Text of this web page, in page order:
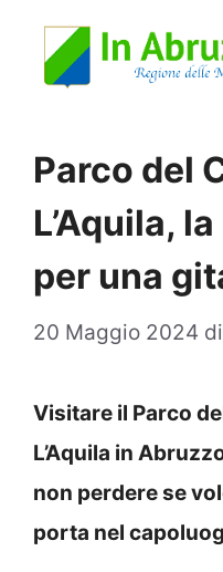
Parco del
L’Aquila,
per una
20 Maggio 2024 di
Visitare il Parco
L’Aquila in
non perdere se
porta nel